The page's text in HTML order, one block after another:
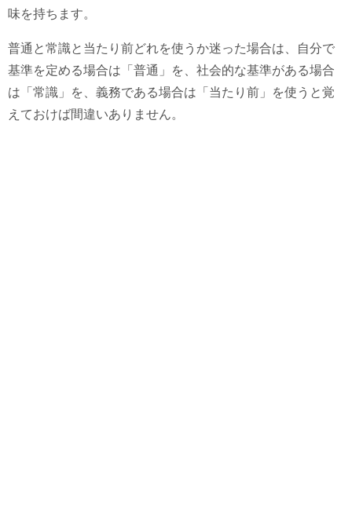
味を持ちます。
普通と常識と当たり前どれを使うか迷った場合は、自分で
基準を定める場合は「普通」を、社会的な基準がある場合
は「常識」を、義務である場合は「当たり前」を使うと覚
えておけば間違いありません。